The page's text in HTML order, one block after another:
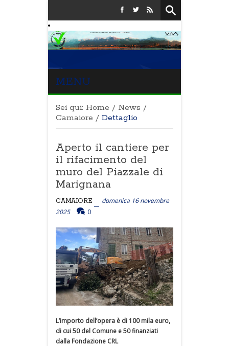
MENU
Sei qui: Home / News /
Camaiore / Dettaglio
Aperto il cantiere per
il rifacimento del
muro del Piazzale di
Marignana
CAMAIORE
domenica 16 novembre
2025
0
L’importo dell’opera è di 100 mila euro,
di cui 50 del Comune e 50 finanziati
dalla Fondazione CRL